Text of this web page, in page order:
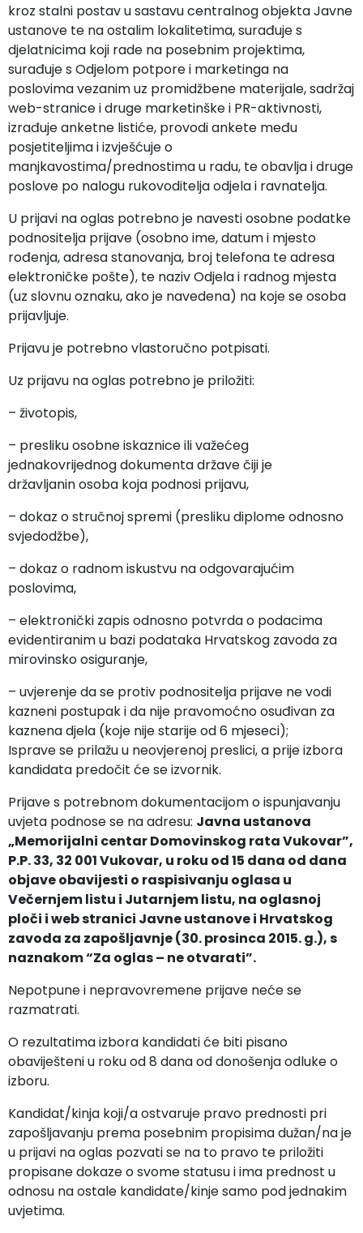
kroz stalni postav u sastavu centralnog objekta Javne
ustanove te na ostalim lokalitetima, surađuje s
djelatnicima koji rade na posebnim projektima,
surađuje s Odjelom potpore i marketinga na
poslovima vezanim uz promidžbene materijale, sadržaj
web-stranice i druge marketinške i PR-aktivnosti,
izrađuje anketne listiće, provodi ankete među
posjetiteljima i izvješćuje o
manjkavostima/prednostima u radu, te obavlja i druge
poslove po nalogu rukovoditelja odjela i ravnatelja.
U prijavi na oglas potrebno je navesti osobne podatke
podnositelja prijave (osobno ime, datum i mjesto
rođenja, adresa stanovanja, broj telefona te adresa
elektroničke pošte), te naziv Odjela i radnog mjesta
(uz slovnu oznaku, ako je navedena) na koje se osoba
prijavljuje.
Prijavu je potrebno vlastoručno potpisati.
Uz prijavu na oglas potrebno je priložiti:
– životopis,
– presliku osobne iskaznice ili važećeg
jednakovrijednog dokumenta države čiji je
državljaninosoba koja podnosi prijavu,
– dokaz o stručnoj spremi (presliku diplome odnosno
svjedodžbe),
– dokaz o radnom iskustvu na odgovarajućim
poslovima,
– elektronički zapis odnosno potvrda o podacima
evidentiranim u bazi podataka Hrvatskog zavoda za
mirovinsko osiguranje,
– uvjerenje da se protiv podnositelja prijave ne vodi
kazneni postupak i da nije pravomoćno osuđivan za
kaznena djela (koje nije starije od 6 mjeseci);
Isprave se prilažu u neovjerenoj preslici, a prije izbora
kandidata predočit će se izvornik.
Prijave s potrebnom dokumentacijom o ispunjavanju
uvjeta podnose se na adresu: Javna ustanova
„Memorijalni centar Domovinskog rata Vukovar”,
P.P. 33, 32 001 Vukovar, u roku od 15 dana od dana
objave obavijesti o raspisivanju oglasa u
Večernjem listu i Jutarnjem listu, na oglasnoj
ploči i web stranici Javne ustanove i Hrvatskog
zavoda za zapošljavnje (30. prosinca 2015. g.), s
naznakom “Za oglas – ne otvarati”.
Nepotpune i nepravovremene prijave neće se
razmatrati.
O rezultatima izbora kandidati će biti pisano
obaviješteni u roku od 8 dana od donošenja odluke o
izboru.
Kandidat/kinja koji/a ostvaruje pravo prednosti pri
zapošljavanju prema posebnim propisima dužan/na je
u prijavi na oglas pozvati se na to pravo te priložiti
propisane dokaze o svome statusu i ima prednost u
odnosu na ostale kandidate/kinje samo pod jednakim
uvjetima.